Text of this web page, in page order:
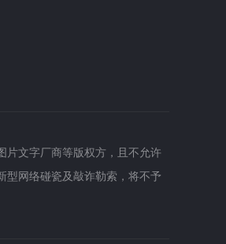
片文字厂商等版权方，且不允许
型网络碰瓷及敲诈勒索，将不予